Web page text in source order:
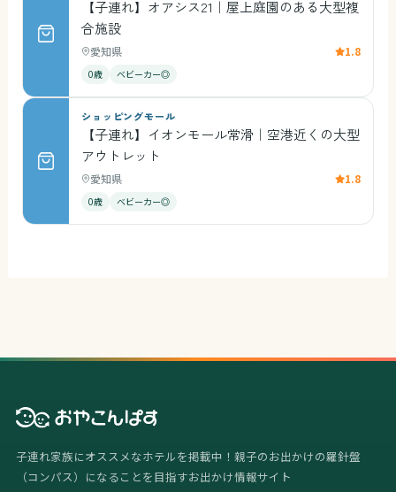
【子連れ】オアシス21｜屋上庭園のある大型複
合施設
愛知県 1.8
0歳 ベビーカー◎
ショッピングモール
【子連れ】イオンモール常滑｜空港近くの大型
アウトレット
愛知県 1.8
0歳 ベビーカー◎
子連れ家族にオススメなホテルを掲載中！親子のお出かけの羅針盤
（コンパス）になることを目指すお出かけ情報サイト